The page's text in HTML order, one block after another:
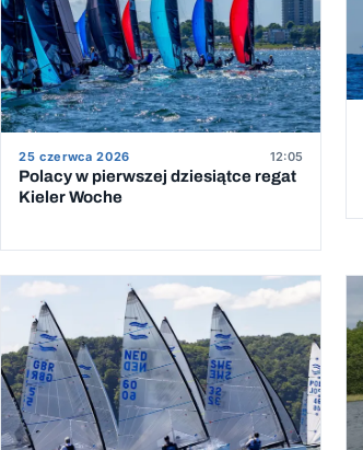
25 czerwca 2026 12:05
Polacy w pierwszej dziesiątce regat
Kieler Woche